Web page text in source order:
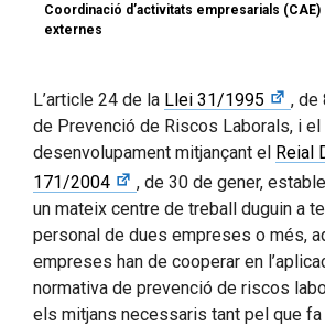
Coordinació d’activitats empresarials
externes
L’article 24 de la Llei 31/1995
, de
de Prevenció de Riscos Laborals, i
desenvolupament mitjançant el Reial
171/2004
, de 30 de gener,
un mateix centre de treball duguin a
personal de dues empreses o més,
empreses han de cooperar en
normativa de prevenció de riscos
els mitjans necessaris tant pel que